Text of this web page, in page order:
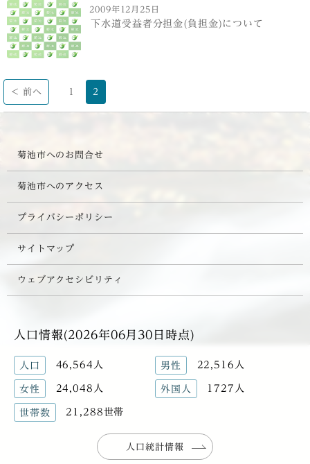
2009年12月25日
下水道受益者分担金(負担金)について
< 前へ 1 2
菊池市へのお問合せ
菊池市へのアクセス
プライバシーポリシー
サイトマップ
ウェブアクセシビリティ
人口情報(2026年06月30日時点)
人口 46,564人 男性 22,516人
女性 24,048人 外国人 1727人
世帯数 21,288世帯
人口統計情報